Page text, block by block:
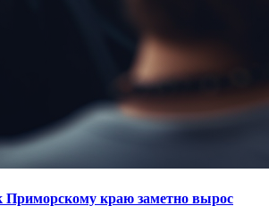
Приморскому краю заметно вырос